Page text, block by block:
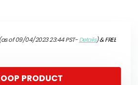
of 09/04/2023 23:44 PST-Details)&FREE
PRODUCT